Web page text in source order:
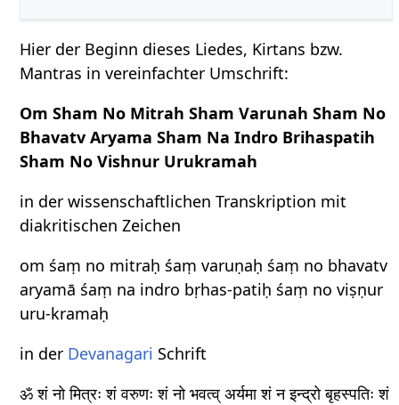
Hier der Beginn dieses Liedes, Kirtans bzw.
Mantras in vereinfachter Umschrift:
Om Sham No Mitrah Sham Varunah Sham No
Bhavatv Aryama Sham Na Indro Brihaspatih
Sham No Vishnur Urukramah
in der wissenschaftlichen Transkription mit
diakritischen Zeichen
om śaṃ no mitraḥ śaṃ varuṇaḥ śaṃ no bhavatv
aryamā śaṃ na indro bṛhas-patiḥ śaṃ no viṣṇur
uru-kramaḥ
in der Devanagari Schrift
ॐ शं नो मित्रः शं वरुणः शं नो भवत्व् अर्यमा शं न इन्द्रो बृहस्पतिः शं